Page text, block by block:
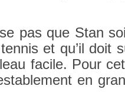
pas que Stan
et qu’il doit
facile. Pour
en